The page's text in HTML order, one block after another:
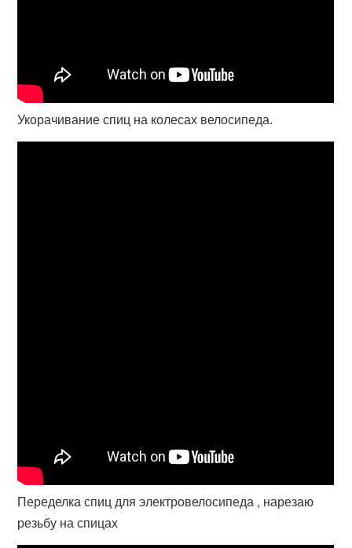
Укорачивание спиц на колесах велосипеда.
Переделка спиц для электровелосипеда , нарезаю
резьбу на спицах